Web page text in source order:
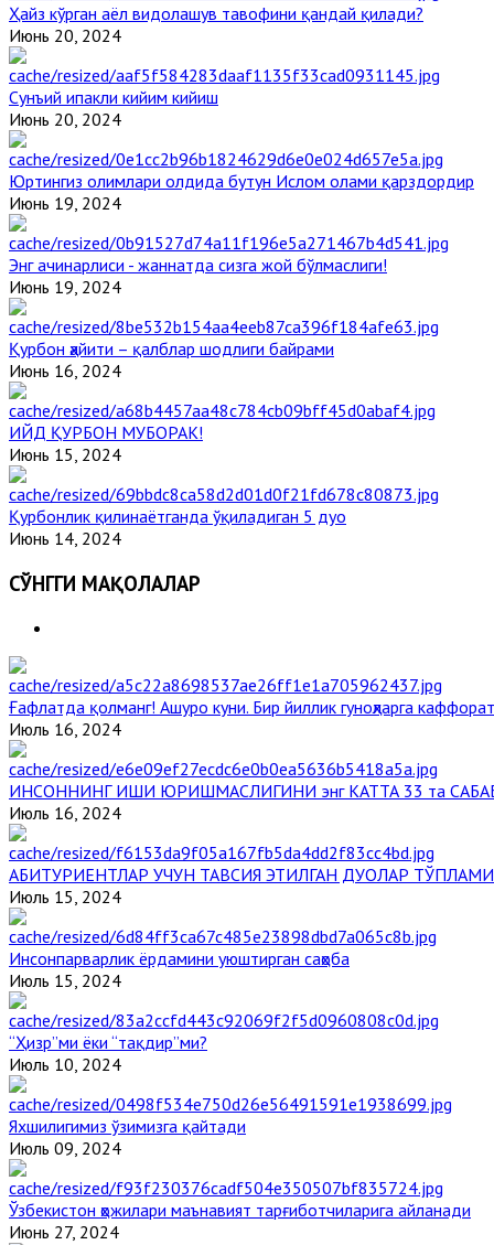
Ҳайз кўрган аёл видолашув тавофини қандай қилади?
Июнь 20, 2024
Сунъий ипакли кийим кийиш
Июнь 20, 2024
Юртингиз олимлари олдида бутун Ислом олами қарздордир
Июнь 19, 2024
Энг ачинарлиси - жаннатда сизга жой бўлмаслиги!
Июнь 19, 2024
Қурбон ҳайити – қалблар шодлиги байрами
Июнь 16, 2024
ИЙД ҚУРБОН МУБОРАК!
Июнь 15, 2024
Қурбонлик қилинаётганда ўқиладиган 5 дуо
Июнь 14, 2024
СЎНГГИ МАҚОЛАЛАР
Ғафлатда қолманг! Ашуро куни. Бир йиллик гуноҳларга
Июль 16, 2024
ИНСОННИНГ ИШИ ЮРИШМАСЛИГИНИ энг КАТТА 33 та
Июль 16, 2024
АБИТУРИЕНТЛАР УЧУН ТАВСИЯ ЭТИЛГАН ДУОЛАР ТЎПЛАМИ
Июль 15, 2024
Инсонпарварлик ёрдамини уюштирган саҳоба
Июль 15, 2024
“Ҳизр”ми ёки “тақдир”ми?
Июль 10, 2024
Яхшилигимиз ўзимизга қайтади
Июль 09, 2024
Ўзбекистон ҳожилари маънавият тарғиботчиларига айланади
Июнь 27, 2024